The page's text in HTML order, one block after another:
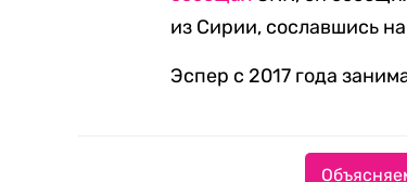
из Сирии, сославшись
Эспер с 2017 года